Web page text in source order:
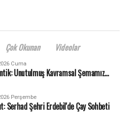
Çok Okunan Videolar
Cuma
Unutulmuş Kavramsal Şemamız…
Perşembe
Serhad Şehri Erdebil'de Çay Sohbeti